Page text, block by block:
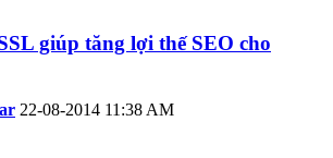
giúp tăng lợi thế SEO cho
22-08-2014 11:38 AM